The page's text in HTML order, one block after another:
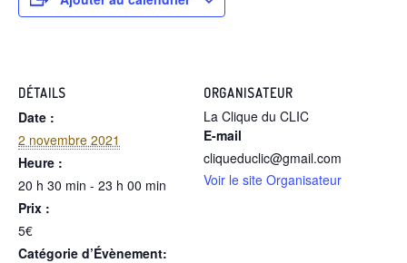
DÉTAILS
Date :
2 novembre 2021
Heure :
20 h 30 min - 23 h 00 min
Prix :
5€
Catégorie d’Évènement:
ORGANISATEUR
La Clique du CLIC
E-mail
cliqueduclic@gmail.com
Voir le site Organisateur